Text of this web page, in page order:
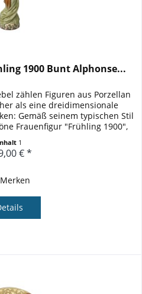
1900 Bunt Alphonse...
zählen Figuren aus Porzellan
als eine dreidimensionale
Gemäß seinem typischen Stil
Frauenfigur "Frühling 1900",
1
€ *
Merken